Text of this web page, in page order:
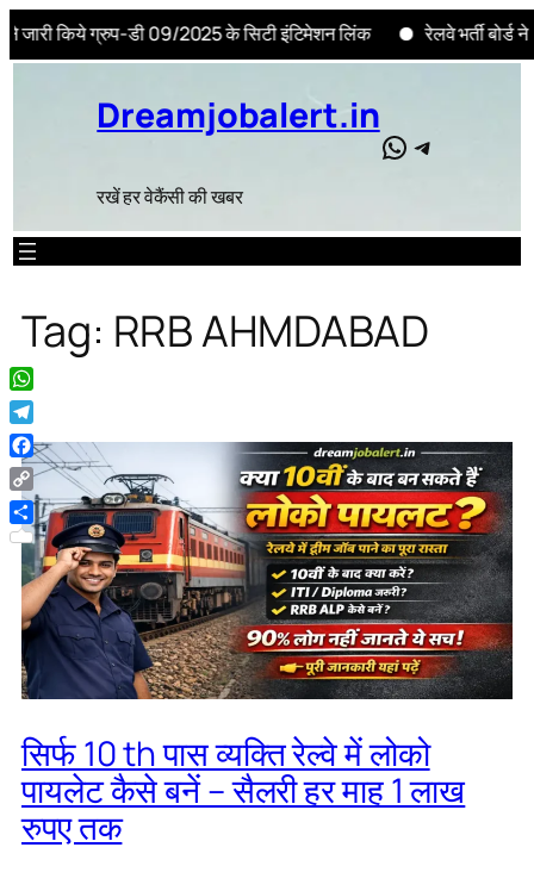
ग्रुप-डी 09/2025 के सिटी इंटिमेशन लिंक रेलवे भर्ती बोर्ड ने
Skip
Dreamjobalert.in
रखें हर वेकैंसी की खबर
WhatsApp
Telegram
Tag: RRB AHMDABAD
सिर्फ 10 th पास व्यक्ति रेल्वे में लोको
पायलेट कैसे बनें – सैलरी हर माह 1 लाख
रुपए तक
WhatsApp
Telegram
Facebook
Copy
Link
Share